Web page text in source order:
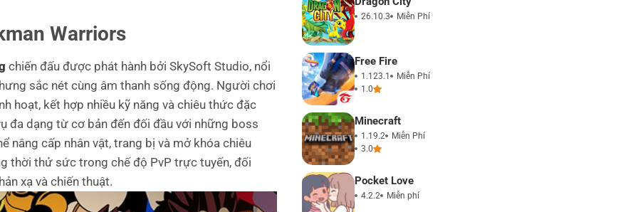
Warriors
chiến đấu được phát hành bởi SkySoft Studio, nổi
sắc nét cùng âm thanh sống động. Người chơi
hoạt, kết hợp nhiều kỹ năng và chiêu thức đặc
đa dạng từ cơ bản đến đối đầu với những boss
nâng cấp nhân vật, trang bị và mở khóa chiêu
thời thử sức trong chế độ PvP trực tuyến, đối
xạ và chiến thuật.
26.10.3 Miễn Phí
Free Fire
1.123.1
Miễn Phí
1.0
Minecraft
1.19.2
Miễn Phí
3.0
Pocket Love
4.2.2 Miễn phí